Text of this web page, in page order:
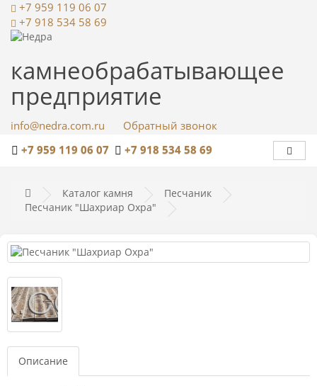
+7 959 119 06 07
+7 918 534 58 69
камнеобрабатывающее
предприятие
info@nedra.com.ru
Обратный звонок
+7 959 119 06 07
+7 918 534 58 69
Каталог камня
Песчаник
Песчаник "Шахриар Охра"
Описание